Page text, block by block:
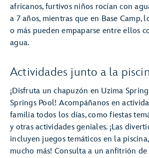
africanos, furtivos niños rocían con
a 7 años, mientras que en Base Camp,
o más pueden empaparse entre ellos
agua.
Actividades junto a la
¡Disfruta un chapuzón en Uzima
Springs Pool! Acompáñanos en
familia todos los días, como fiestas
y otras actividades geniales. ¡Las
incluyen juegos temáticos en la
mucho más! Consulta a un anfitrión